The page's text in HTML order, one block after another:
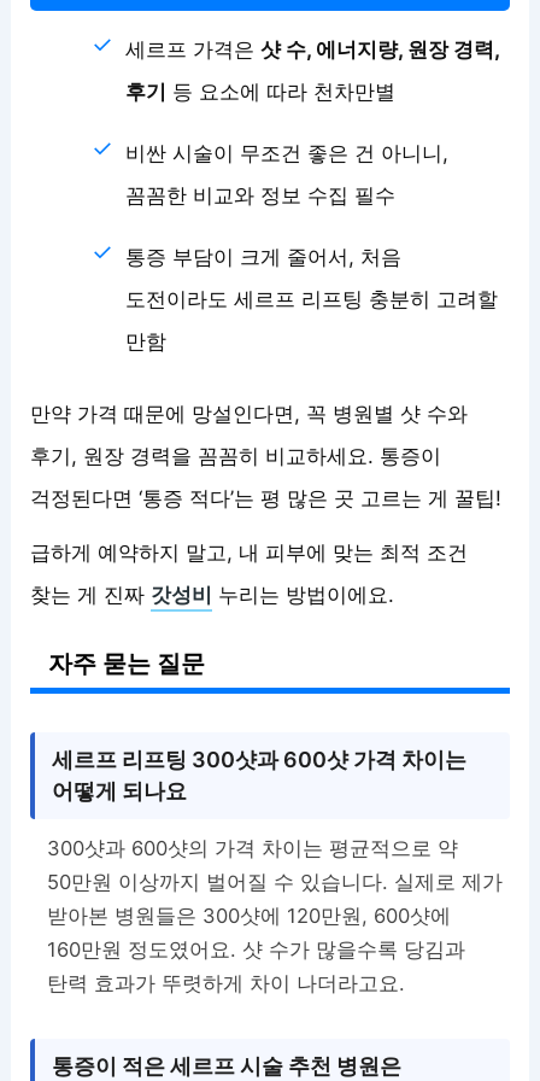
세르프 가격은샷 수, 에너지량, 원장 경력,
후기 등 요소에 따라 천차만별
비싼 시술이 무조건 좋은 건 아니니,
꼼꼼한 비교와 정보 수집 필수
통증 부담이 크게 줄어서, 처음
도전이라도 세르프 리프팅 충분히 고려할
만함
만약 가격 때문에 망설인다면, 꼭 병원별 샷 수와
후기, 원장 경력을 꼼꼼히 비교하세요. 통증이
걱정된다면 ‘통증 적다’는 평 많은 곳 고르는 게 꿀팁!
급하게 예약하지 말고, 내 피부에 맞는 최적 조건
찾는 게 진짜 갓성비 누리는 방법이에요.
자주 묻는 질문
세르프 리프팅 300샷과 600샷 가격 차이는
어떻게 되나요
300샷과 600샷의 가격 차이는 평균적으로 약
50만원 이상까지 벌어질 수 있습니다. 실제로 제가
받아본 병원들은 300샷에 120만원, 600샷에
160만원 정도였어요. 샷 수가 많을수록 당김과
탄력 효과가 뚜렷하게 차이 나더라고요.
통증이 적은 세르프 시술 추천 병원은